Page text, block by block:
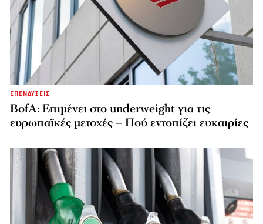
ΕΠΕΝΔΥΣΕΙΣ
BofA: Επιμένει στο underweight για τις
ευρωπαϊκές μετοχές – Πού εντοπίζει ευκαιρίες